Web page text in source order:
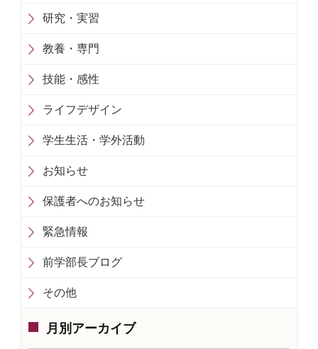
研究・実習
教養・専門
技能・感性
ライフデザイン
学生生活・学外活動
お知らせ
保護者へのお知らせ
緊急情報
前学部長ブログ
その他
月別アーカイブ